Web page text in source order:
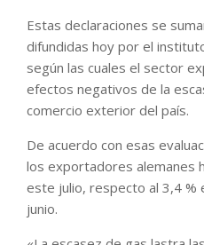
Estas declaraciones se
difundidas hoy por el
según las cuales el sector
efectos negativos de la
comercio exterior del país.
De acuerdo con esas
los exportadores alemanes
este julio, respecto al 3,4 %
junio.